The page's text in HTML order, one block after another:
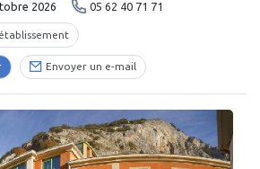
2026 05 62 40 71 71
Envoyer un e-mail